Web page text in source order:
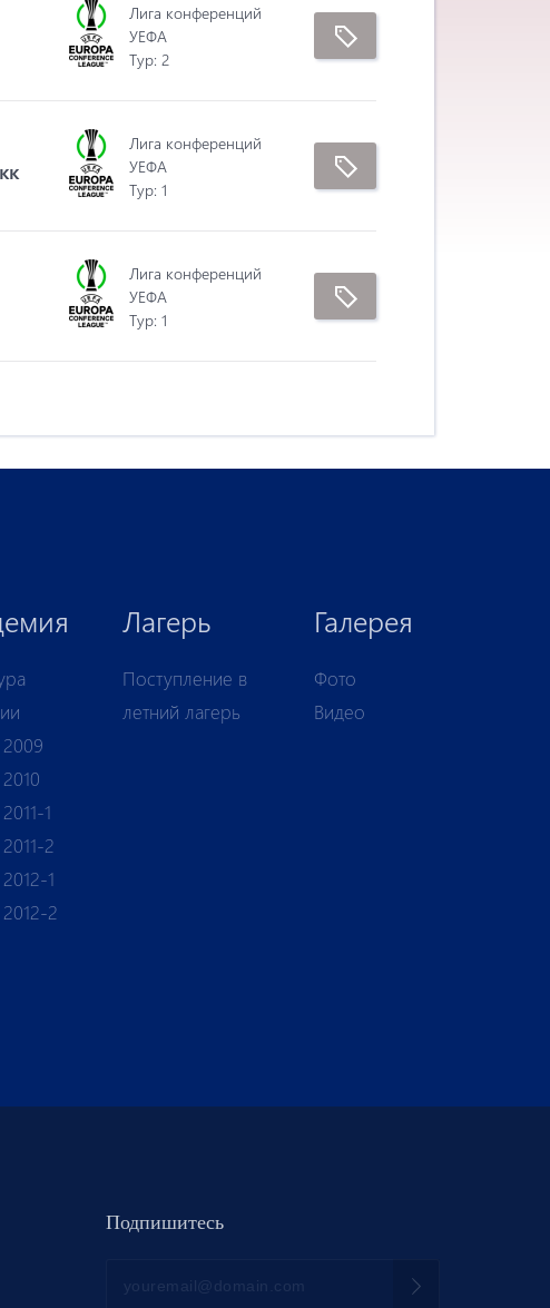
Лига конференций
УЕФА
Tур: 2
Лига конференций
УЕФА
Tур: 1
Лига конференций
УЕФА
Tур: 1
1
2
1
2
Лагерь
Поступление в
летний лагерь
Галерея
Фото
Видео
Подпишитесь